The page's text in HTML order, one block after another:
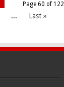
Page 60 of 122
... Last »